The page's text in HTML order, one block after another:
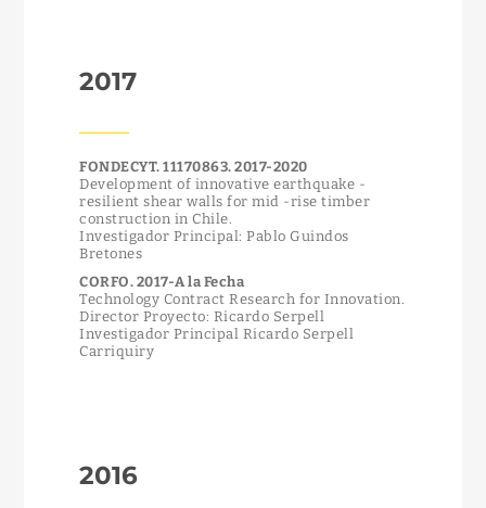
2017
FONDECYT. 11170863. 2017-2020
Development of innovative earthquake -
resilient shear walls for mid -rise timber
construction in Chile.
Investigador Principal: Pablo Guindos
Bretones
CORFO. 2017-A la Fecha
Technology Contract Research for Innovation.
Director Proyecto: Ricardo Serpell
Investigador Principal Ricardo Serpell
Carriquiry
2016